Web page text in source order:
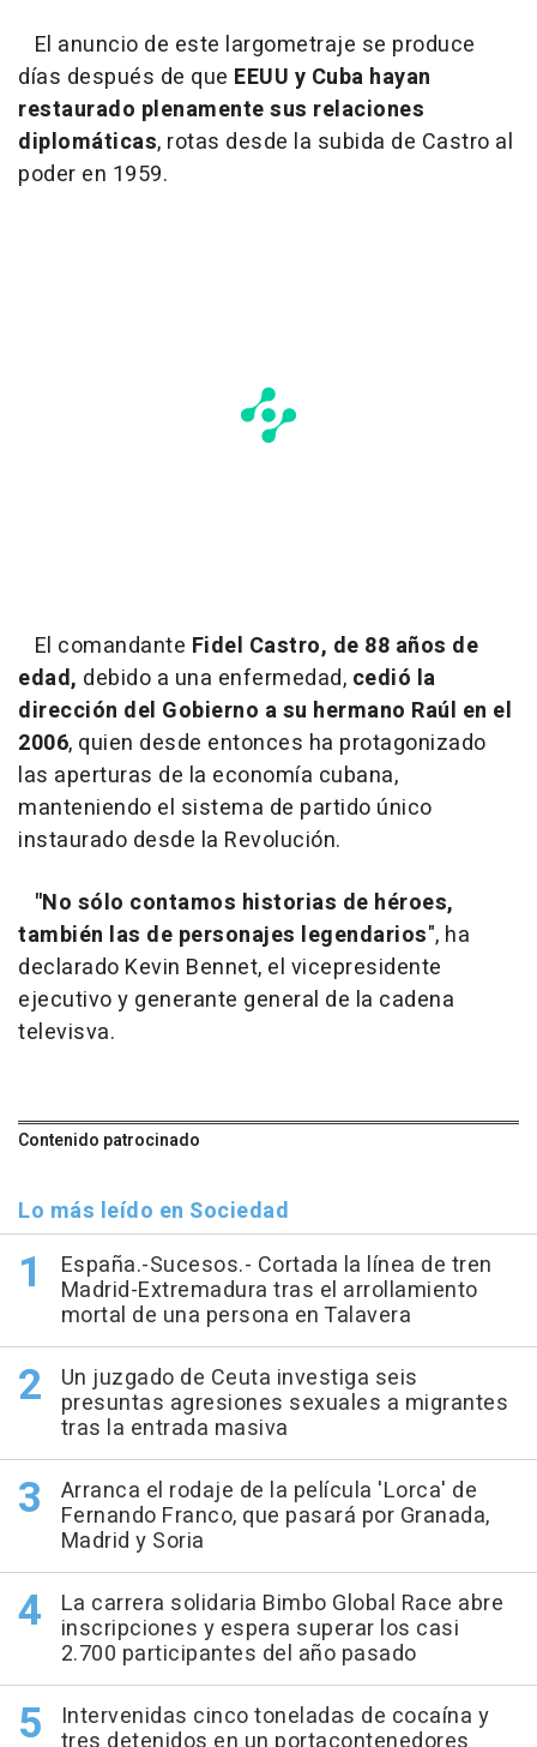
El anuncio de este largometraje se produce
días después de que EEUU y Cuba hayan
restaurado plenamente sus relaciones
diplomáticas, rotas desde la subida de Castro al
poder en 1959.
El comandante Fidel Castro, de 88 años de
edad, debido a una enfermedad, cedió la
dirección del Gobierno a su hermano Raúl en el
2006, quien desde entonces ha protagonizado
las aperturas de la economía cubana,
manteniendo el sistema de partido único
instaurado desde la Revolución.
"No sólo contamos historias de héroes,
también las de personajes legendarios", ha
declarado Kevin Bennet, el vicepresidente
ejecutivo y generante general de la cadena
televisva.
Contenido patrocinado
Lo más leído en Sociedad
España.-Sucesos.- Cortada la línea de tren
Madrid-Extremadura tras el arrollamiento
mortal de una persona en Talavera
Un juzgado de Ceuta investiga seis
presuntas agresiones sexuales a migrantes
tras la entrada masiva
Arranca el rodaje de la película 'Lorca' de
Fernando Franco, que pasará por Granada,
Madrid y Soria
La carrera solidaria Bimbo Global Race abre
inscripciones y espera superar los casi
2.700 participantes del año pasado
Intervenidas cinco toneladas de cocaína y